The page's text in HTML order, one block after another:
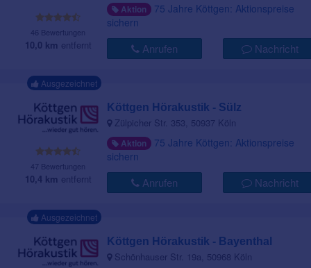
46 Bewertungen
10,0 km entfernt
Aktion 75 Jahre Köttgen: Aktionspreise
sichern
Anrufen Nachricht
Ausgezeichnet
47 Bewertungen
10,4 km entfernt
Köttgen Hörakustik - Sülz
Zülpicher Str. 353, 50937 Köln
Aktion 75 Jahre Köttgen: Aktionspreise
sichern
Anrufen Nachricht
Ausgezeichnet
Köttgen Hörakustik - Bayenthal
Schönhauser Str. 19a, 50968 Köln